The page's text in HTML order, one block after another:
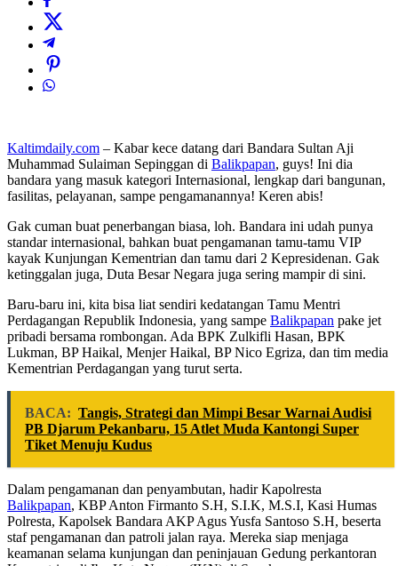
Kaltimdaily.com – Kabar kece datang dari Bandara Sultan Aji
Muhammad Sulaiman Sepinggan di Balikpapan, guys! Ini dia
bandara yang masuk kategori Internasional, lengkap dari bangunan,
fasilitas, pelayanan, sampe pengamanannya! Keren abis!
Gak cuman buat penerbangan biasa, loh. Bandara ini udah punya
standar internasional, bahkan buat pengamanan tamu-tamu VIP
kayak Kunjungan Kementrian dan tamu dari 2 Kepresidenan. Gak
ketinggalan juga, Duta Besar Negara juga sering mampir di sini.
Baru-baru ini, kita bisa liat sendiri kedatangan Tamu Mentri
Perdagangan Republik Indonesia, yang sampe Balikpapan pake jet
pribadi bersama rombongan. Ada BPK Zulkifli Hasan, BPK
Lukman, BP Haikal, Menjer Haikal, BP Nico Egriza, dan tim media
Kementrian Perdagangan yang turut serta.
BACA: Tangis, Strategi dan Mimpi Besar Warnai Audisi
PB Djarum Pekanbaru, 15 Atlet Muda Kantongi Super
Tiket Menuju Kudus
Dalam pengamanan dan penyambutan, hadir Kapolresta
Balikpapan, KBP Anton Firmanto S.H, S.I.K, M.S.I, Kasi Humas
Polresta, Kapolsek Bandara AKP Agus Yusfa Santoso S.H, beserta
staf pengamanan dan patroli jalan raya. Mereka siap menjaga
keamanan selama kunjungan dan peninjauan Gedung perkantoran